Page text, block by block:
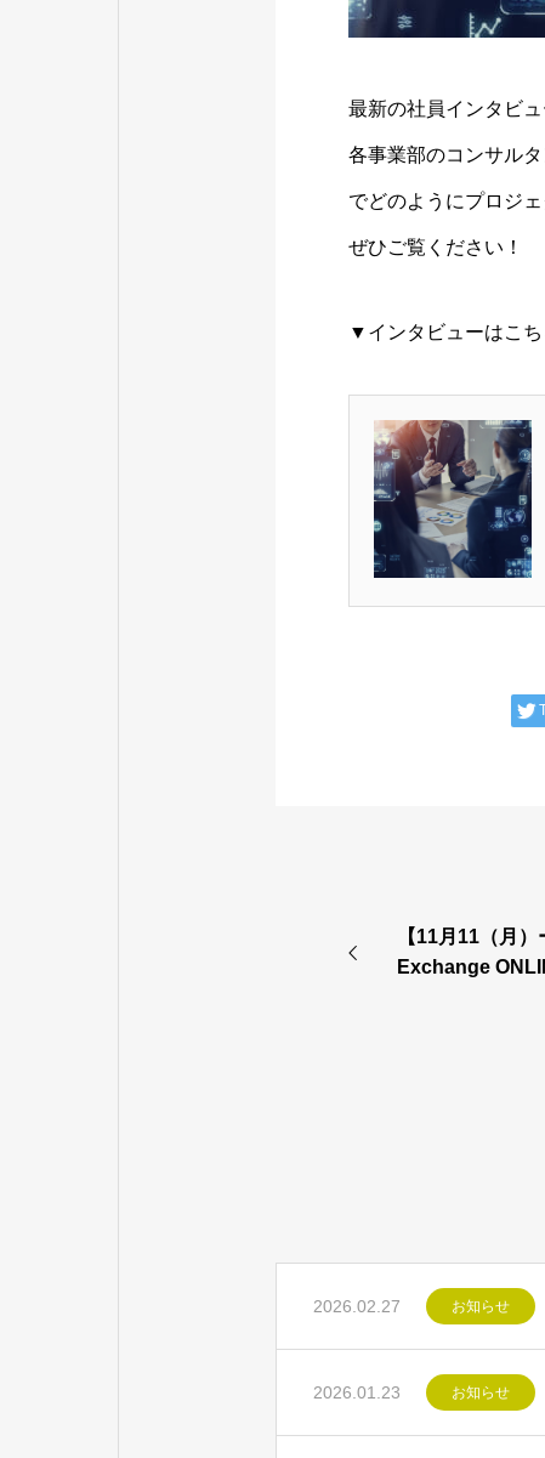
最新の社員インタビ
各事業部のコンサル
でどのようにプロジ
ぜひご覧ください！
▼インタビューはこち
【11月11（月
Exchange
2026.02.27 お知らせ
2026.01.23 お知らせ